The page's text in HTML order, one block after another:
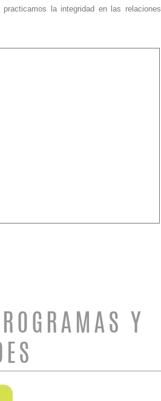
la integridad en las relaciones
Y